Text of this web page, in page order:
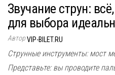
Звучание струн:
для выбора
АвторVIP-BILET.RU
Струнные инструменты: мост
Представьте: вы проводите